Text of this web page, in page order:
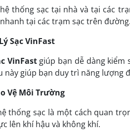
thống sạc tại nhà và tại các
tại các trạm sạc trên đường.
Sạc VinFast
VinFastgiúp bạn dễ dàng kiểm
này giúp bạn duy trì năng lượng
Vệ Môi Trường
thống sạc là một cách quan
lên khí hậu và không khí.